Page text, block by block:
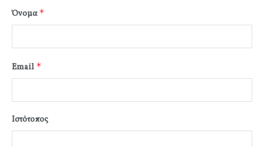
Όνομα*
Email *
Ιστότοπος